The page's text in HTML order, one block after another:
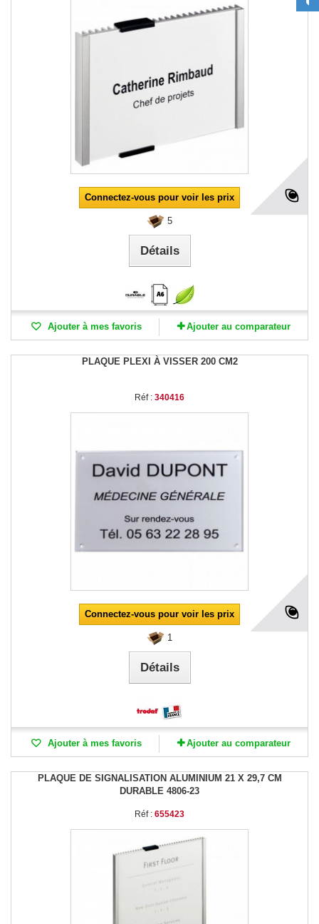
Connectez-vous pour voir les prix
5
Détails
Ajouter à mes favoris Ajouter au comparateur
PLAQUE PLEXI À VISSER 200 CM2
Réf : 340416
Connectez-vous pour voir les prix
1
Détails
Ajouter à mes favoris Ajouter au comparateur
PLAQUE DE SIGNALISATION ALUMINIUM 21 X 29,7 CM
DURABLE 4806-23
Réf : 655423